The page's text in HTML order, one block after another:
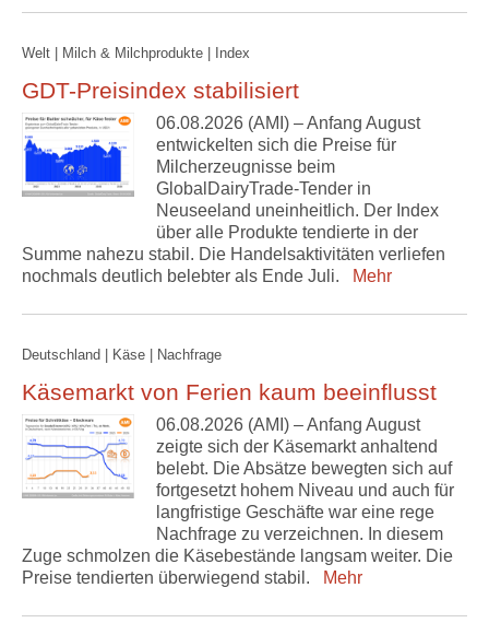
Welt | Milch & Milchprodukte | Index
GDT-Preisindex stabilisiert
06.08.2026 (AMI) – Anfang August
entwickelten sich die Preise für
Milcherzeugnisse beim
GlobalDairyTrade-Tender in
Neuseeland uneinheitlich. Der Index
über alle Produkte tendierte in der
Summe nahezu stabil. Die Handelsaktivitäten verliefen
nochmals deutlich belebter als Ende Juli.
Mehr
Deutschland | Käse | Nachfrage
Käsemarkt von Ferien kaum beeinflusst
06.08.2026 (AMI) – Anfang August
zeigte sich der Käsemarkt anhaltend
belebt. Die Absätze bewegten sich auf
fortgesetzt hohem Niveau und auch für
langfristige Geschäfte war eine rege
Nachfrage zu verzeichnen. In diesem
Zuge schmolzen die Käsebestände langsam weiter. Die
Preise tendierten überwiegend stabil.
Mehr